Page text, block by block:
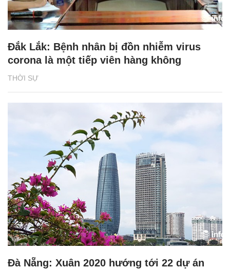
THỜI SỰ
Đắk Lắk: Bệnh nhân bị đồn nhiễm virus
corona là một tiếp viên hàng không
Đà Nẵng: Xuân 2020 hướng tới 22 dự án